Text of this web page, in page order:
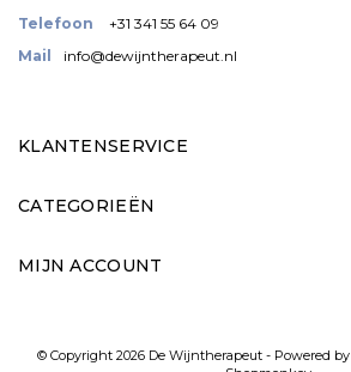
Telefoon
+31 341 55 64 09
Mail
info@dewijntherapeut.nl
KLANTENSERVICE
CATEGORIEËN
MIJN ACCOUNT
© Copyright 2026 De Wijntherapeut - Powered by